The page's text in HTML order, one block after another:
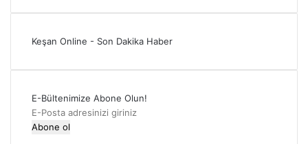
Keşan Online - Son Dakika Haber
E-Bültenimize Abone Olun!
E-
Posta